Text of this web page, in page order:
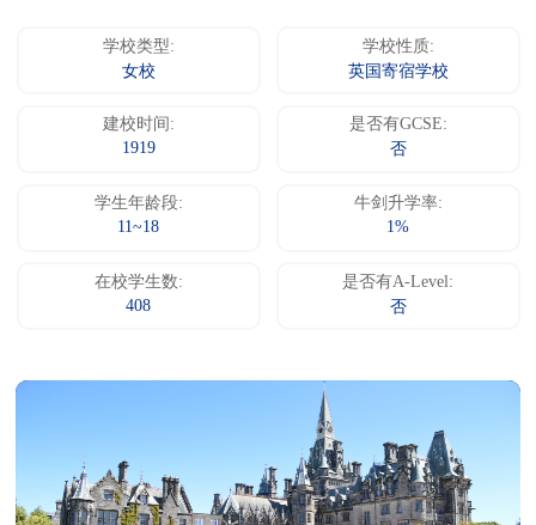
学校类型:
女校
学校性质:
英国寄宿学校
建校时间:
1919
是否有GCSE:
否
学生年龄段:
11~18
牛剑升学率:
1%
在校学生数:
408
是否有A-Level:
否